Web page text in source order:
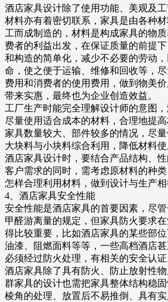
酒店家具设计除了使用功能、美观及
材料亦有着密切联系，家具是由各种
工而成制造的，材料是构成家具的物
费者的利益出发，在保证质量的前提
和构造的简单化，减少不必要的劳动
命，使之便于运输、维修和回收等，
费用和消费者的使用费用，做到物美
带来实惠，最终也为企业创造效益。
工厂生产时能完全理解设计师的意图
尽量使用适合成本的材料，合理地提
家具数量较大、部件较多的情况，尽量
大块料与小块料综合利用，降低材料使
酒店家具设计时，要结合产品结构、
客户需求的同时，需考虑原材料的种类
怎样合理利用材料，做到设计与生产相
4、酒店家具安全性能
安全性能是酒店家具的首要因素，尽
甲醛游离量的规定，但家具防火要求
得比较重要，比如酒店家具的某些部
油漆、阻燃面料等等，一些高档酒店
必须经过防火处理，有相关的安全认证
酒店家具除了具有防火、防止放射性
群家具的设计也需把家具整体结构稳固
棱角的处理、放置后不易推倒、具有